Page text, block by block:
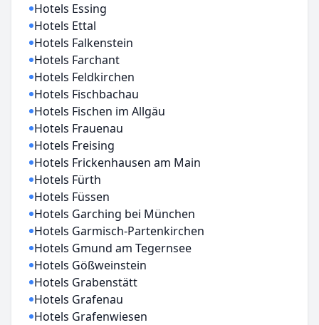
Hotels Essing
Hotels Ettal
Hotels Falkenstein
Hotels Farchant
Hotels Feldkirchen
Hotels Fischbachau
Hotels Fischen im Allgäu
Hotels Frauenau
Hotels Freising
Hotels Frickenhausen am Main
Hotels Fürth
Hotels Füssen
Hotels Garching bei München
Hotels Garmisch-Partenkirchen
Hotels Gmund am Tegernsee
Hotels Gößweinstein
Hotels Grabenstätt
Hotels Grafenau
Hotels Grafenwiesen